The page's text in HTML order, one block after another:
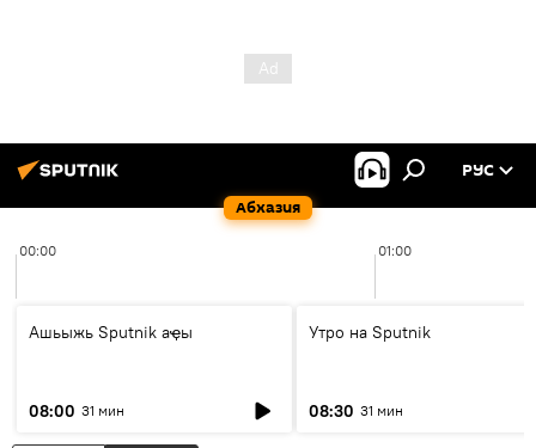
Абхазия
РУС
00:00 01:00
Ашьыжь Sputnik аҿы
08:00 31 мин
Утро на Sputnik
08:30 31 мин